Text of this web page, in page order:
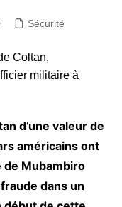
Sécurité
d’une valeur de
américains ont
de Mubambiro
dans un